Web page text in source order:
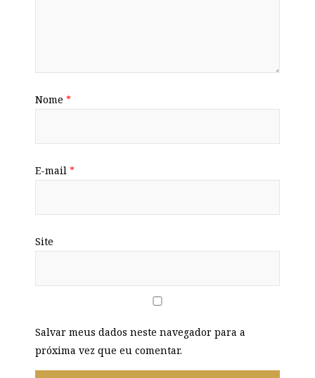
Nome *
E-mail *
Site
Salvar meus dados neste navegador para a
próxima vez que eu comentar.